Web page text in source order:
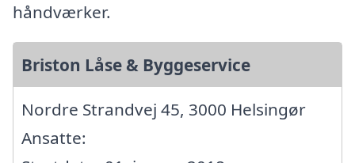
håndværker.
Briston Låse & Byggeservice
Nordre Strandvej 45, 3000 Helsingør
Ansatte: